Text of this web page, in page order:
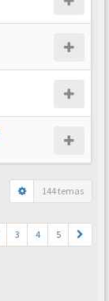
144 temas
3 4 5